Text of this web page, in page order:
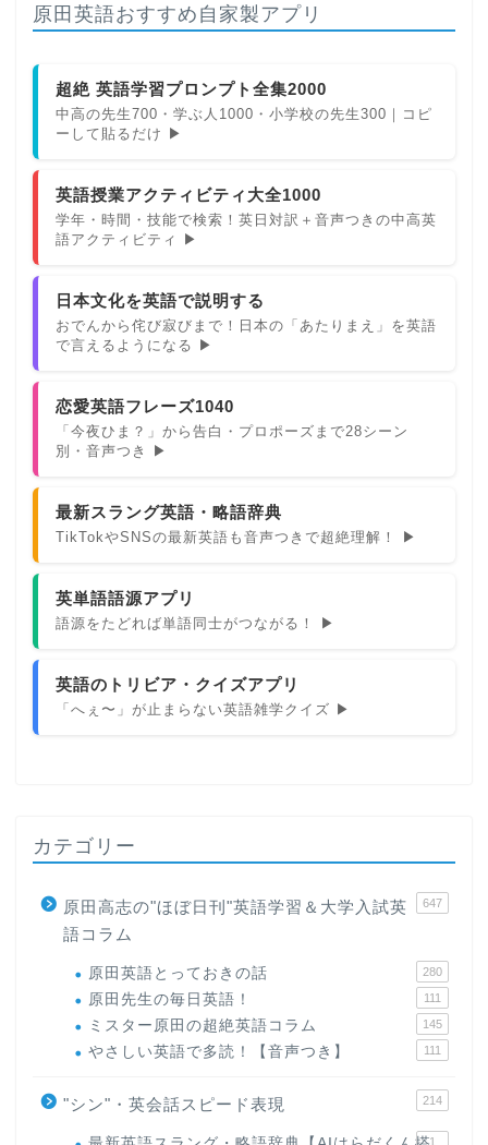
原田英語おすすめ自家製アプリ
超絶 英語学習プロンプト全集2000
中高の先生700・学ぶ人1000・小学校の先生300｜コピ
ーして貼るだけ ▶
英語授業アクティビティ大全1000
学年・時間・技能で検索！英日対訳＋音声つきの中高英
語アクティビティ ▶
日本文化を英語で説明する
おでんから侘び寂びまで！日本の「あたりまえ」を英語
で言えるようになる ▶
恋愛英語フレーズ1040
「今夜ひま？」から告白・プロポーズまで28シーン
別・音声つき ▶
最新スラング英語・略語辞典
TikTokやSNSの最新英語も音声つきで超絶理解！ ▶
英単語語源アプリ
語源をたどれば単語同士がつながる！ ▶
英語のトリビア・クイズアプリ
「へぇ〜」が止まらない英語雑学クイズ ▶
カテゴリー
原田高志の"ほぼ日刊"英語学習＆大学入試英
語コラム
647
原田英語とっておきの話 280
原田先生の毎日英語！ 111
ミスター原田の超絶英語コラム 145
やさしい英語で多読！【音声つき】 111
"シン"・英会話スピード表現 214
1